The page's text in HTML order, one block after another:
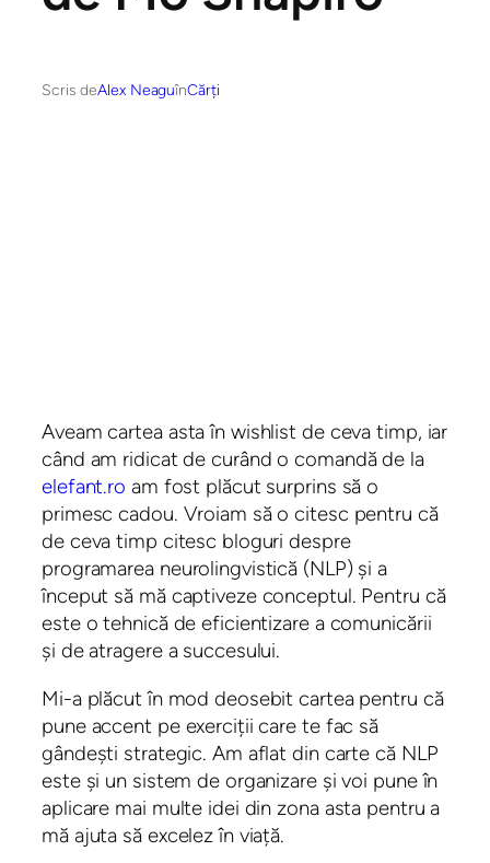
Scris deAlex NeaguînCărți
Aveam cartea asta în wishlist de ceva timp, iar
când am ridicat de curând o comandă de la
elefant.ro am fost plăcut surprins să o
primesc cadou. Vroiam să o citesc pentru că
de ceva timp citesc bloguri despre
programarea neurolingvistică (NLP) și a
început să mă captiveze conceptul. Pentru că
este o tehnică de eficientizare a comunicării
și de atragere a succesului.
Mi-a plăcut în mod deosebit cartea pentru că
pune accent pe exerciții care te fac să
gândești strategic. Am aflat din carte că NLP
este și un sistem de organizare și voi pune în
aplicare mai multe idei din zona asta pentru a
mă ajuta să excelez în viață.